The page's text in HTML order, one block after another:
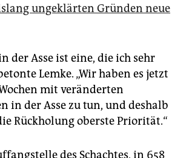
ungeklärten Gründen neue
der Asse ist eine, die ich sehr
Lemke. „Wir haben es jetzt
mit veränderten
in der Asse zu tun, und deshalb
Rückholung oberste Priorität.“
des Schachtes, in 658